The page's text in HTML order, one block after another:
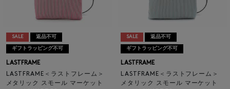
SALE 返品不可
ギフトラッピング不可
LASTFRAME
LASTFRAME＜ラストフレーム＞
メタリック スモール マーケット
SALE 返品不可
ギフトラッピング不可
LASTFRAME
LASTFRAME＜ラストフレーム＞
メタリック スモール マーケット